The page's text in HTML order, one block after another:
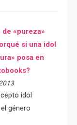
«pureza»
si una idol
posa en
idol
género